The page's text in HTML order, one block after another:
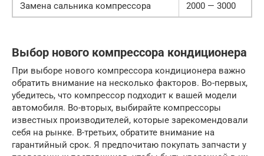
Замена сальника компрессора
2000 — 3000
Выбор нового компрессора кондиционера
При выборе нового компрессора кондиционера важно
обратить внимание на несколько факторов. Во-первых,
убедитесь, что компрессор подходит к вашей модели
автомобиля. Во-вторых, выбирайте компрессоры
известных производителей, которые зарекомендовали
себя на рынке. В-третьих, обратите внимание на
гарантийный срок. Я предпочитаю покупать запчасти у